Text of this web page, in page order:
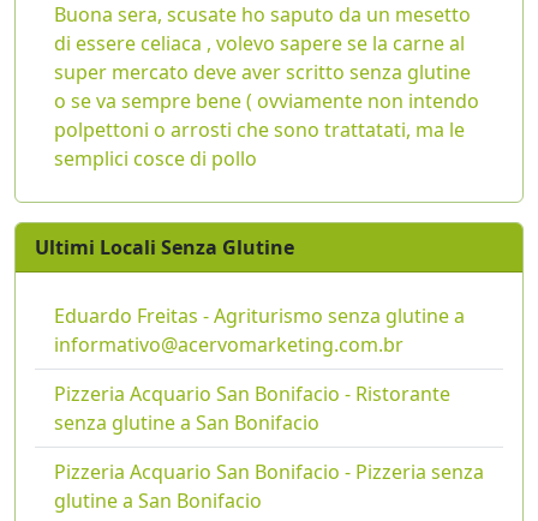
Buona sera, scusate ho saputo da un mesetto
di essere celiaca , volevo sapere se la carne al
super mercato deve aver scritto senza glutine
o se va sempre bene ( ovviamente non intendo
polpettoni o arrosti che sono trattatati, ma le
semplici cosce di pollo
Ultimi Locali Senza Glutine
Eduardo Freitas - Agriturismo senza glutine a
informativo@acervomarketing.com.br
Pizzeria Acquario San Bonifacio - Ristorante
senza glutine a San Bonifacio
Pizzeria Acquario San Bonifacio - Pizzeria senza
glutine a San Bonifacio